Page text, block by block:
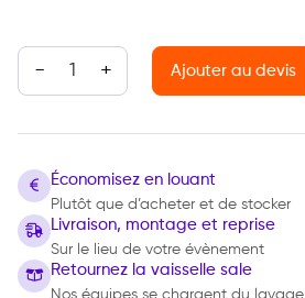
quantité de Table bois 183x76cm
Ajouter au devis
Économisez en louant
Plutôt que d’acheter et de stocker
Livraison, montage et reprise
Sur le lieu de votre évènement
Retournez la vaisselle sale
Nos équipes se chargent du lavage